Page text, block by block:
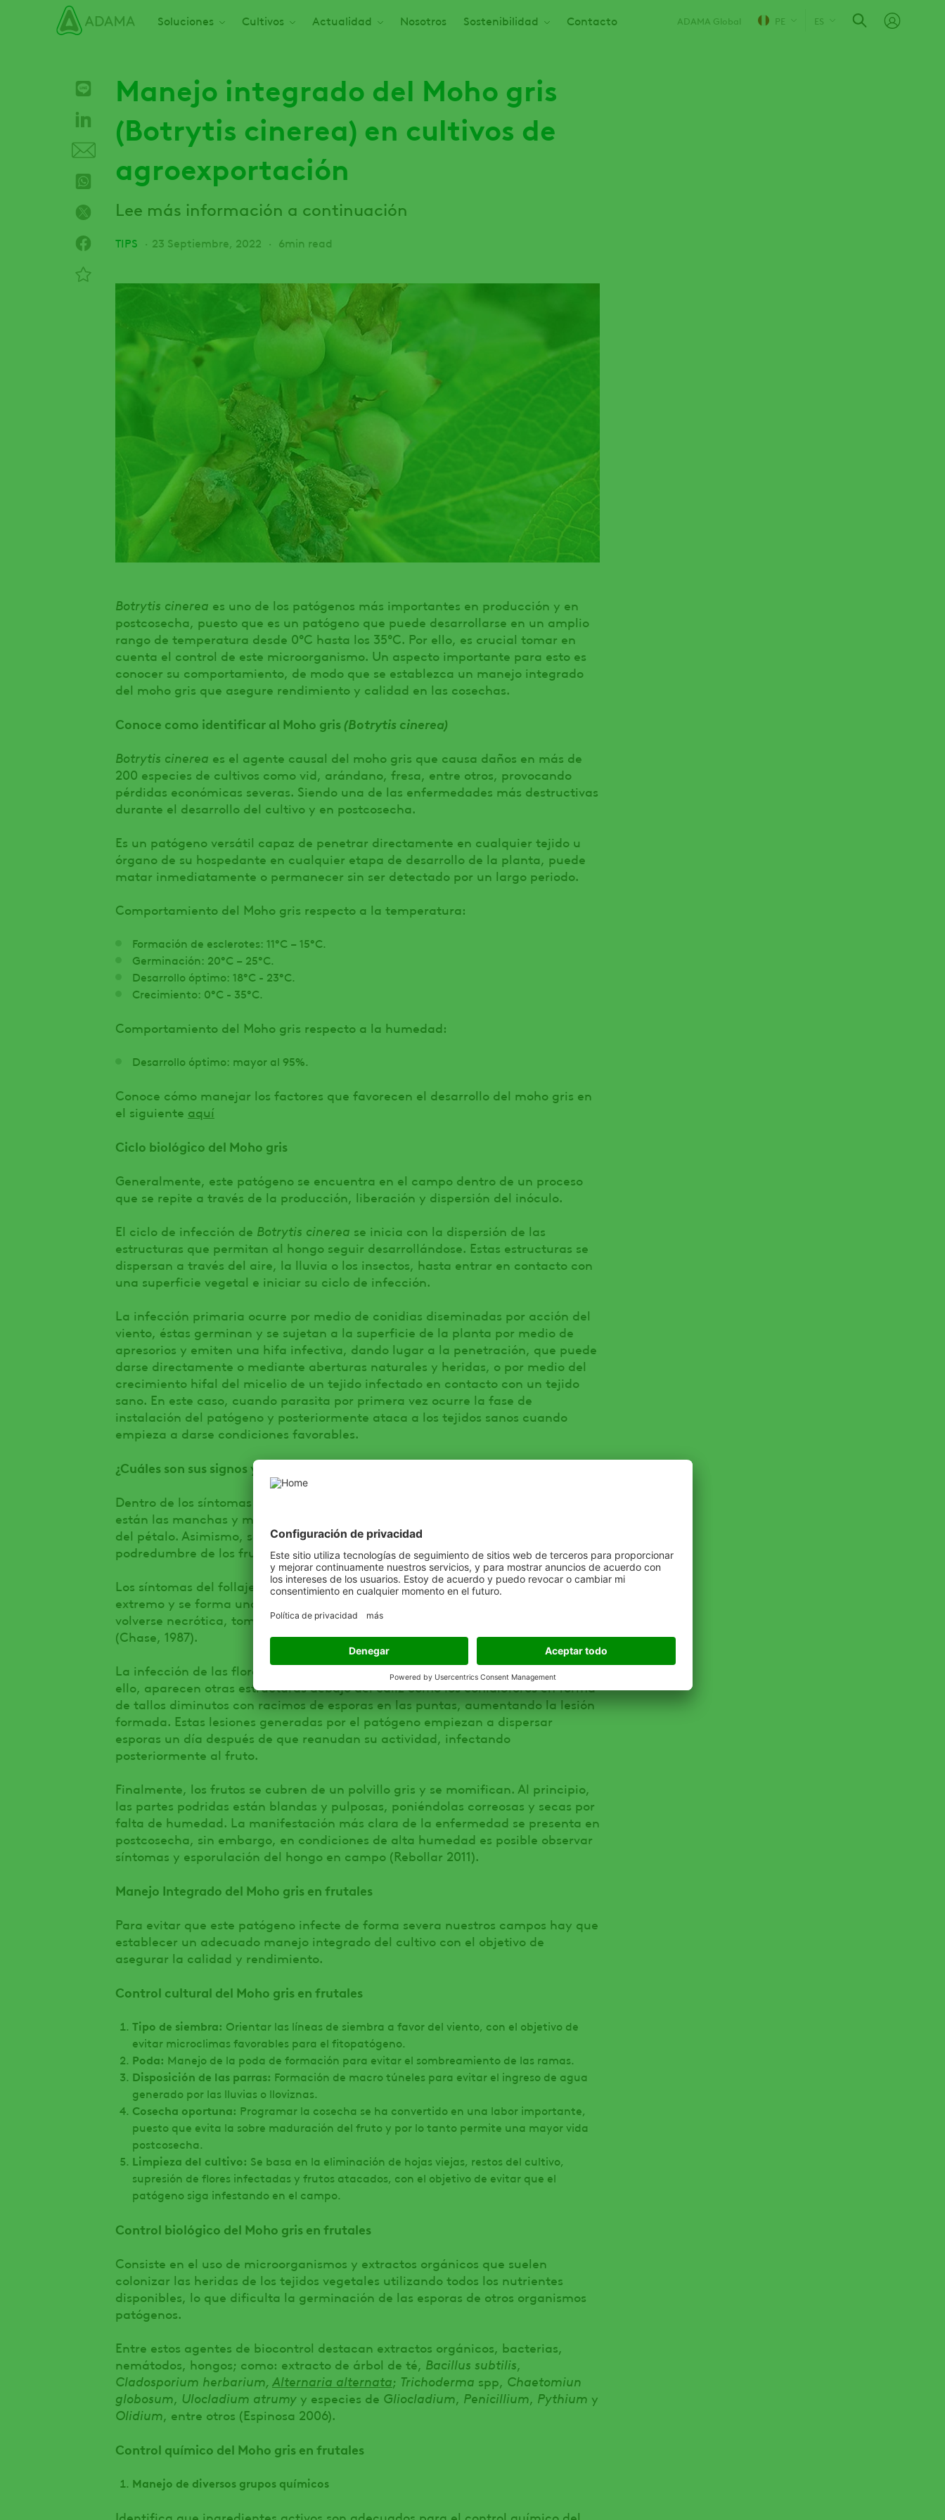
Main navigation
Soluciones Cultivos Actualidad Nosotros Sostenibilidad Contacto ADAMA Global PE ES
Manejo integrado del Moho gris
(Botrytis cinerea) en cultivos de
agroexportación
Lee más información a continuación
TIPS 23 Septiembre, 2022 6min read
Botrytis cinerea es uno de los patógenos más importantes en producción y en
postcosecha, puesto que es un patógeno que puede desarrollarse en un amplio
rango de temperatura desde 0°C hasta los 35°C. Por ello, es crucial tomar en
cuenta el control de este microorganismo. Un aspecto importante para esto es
conocer su comportamiento, de modo que se establezca un manejo integrado
del moho gris que asegure rendimiento y calidad en las cosechas.
Conoce como identificar al Moho gris(Botrytis cinerea)
Botrytis cinerea es el agente causal del moho gris que causa daños en más de
200 especies de cultivos como vid, arándano, fresa, entre otros, provocando
pérdidas económicas severas. Siendo una de las enfermedades más destructivas
durante el desarrollo del cultivo y en postcosecha.
Es un patógeno versátil capaz de penetrar directamente en cualquier tejido u
órgano de su hospedante en cualquier etapa de desarrollo de la planta, puede
matar inmediatamente o permanecer sin ser detectado por un largo periodo.
Comportamiento del Moho gris respecto a la temperatura:
Formación de esclerotes: 11°C – 15°C.
Germinación: 20°C – 25°C.
Desarrollo óptimo: 18°C - 23°C.
Crecimiento: 0°C - 35°C.
Comportamiento del Moho gris respecto a la humedad:
Desarrollo óptimo: mayor al 95%.
Conoce cómo manejar los factores que favorecen el desarrollo del moho gris en
el siguiente aquí
Ciclo biológico del Moho gris
Generalmente, este patógeno se encuentra en el campo dentro de un proceso
que se repite a través de la producción, liberación y dispersión del inóculo.
El ciclo de infección de Botrytis cinerea se inicia con la dispersión de las
estructuras que permitan al hongo seguir desarrollándose. Estas estructuras se
dispersan a través del aire, la lluvia o los insectos, hasta entrar en contacto con
una superficie vegetal e iniciar su ciclo de infección.
La infección primaria ocurre por medio de conidias diseminadas por acción del
viento, éstas germinan y se sujetan a la superficie de la planta por medio de
apresorios y emiten una hifa infectiva, dando lugar a la penetración, que puede
darse directamente o mediante aberturas naturales y heridas, o por medio del
crecimiento hifal del micelio de un tejido infectado en contacto con un tejido
sano. En este caso, cuando parasita por primera vez ocurre la fase de
instalación del patógeno y posteriormente ataca a los tejidos sanos cuando
empieza a darse condiciones favorables.
¿Cuáles son sus signos y síntomas del Moho gris para identificarlos en campo?
Dentro de los síntomas que presentan los cultivos infectados con
están las manchas y marchitamientos en los tejidos tanto de la hoja, así como
del pétalo. Asimismo, se presenta podredumbre de la corona cancros del tallo y
podredumbre de los frutos.
Los síntomas del follaje aparecen primero debajo de las hojas, cerca del
extremo y se forma una lesión húmeda que se va alargando rápidamente hasta
volverse necrótica, tomando con el tiempo un color marrón oscuro a negro
(Chase, 1987).
La infección de las flores avanza rápidamente hacia los pedicelos. Posterior a
ello, aparecen otras estructuras debajo del cáliz como los conidióforos en forma
de tallos diminutos con racimos de esporas en las puntas, aumentando la lesión
formada. Estas lesiones generadas por el patógeno empiezan a dispersar
esporas un día después de que reanudan su actividad, infectando
posteriormente al fruto.
Finalmente, los frutos se cubren de un polvillo gris y se momifican. Al principio,
las partes podridas están blandas y pulposas, poniéndolas correosas y secas por
falta de humedad. La manifestación más clara de la enfermedad se presenta en
postcosecha, sin embargo, en condiciones de alta humedad es posible observar
síntomas y esporulación del hongo en campo (Rebollar 2011).
Manejo Integrado del Moho gris en frutales
Para evitar que este patógeno infecte de forma severa nuestros campos hay que
establecer un adecuado manejo integrado del cultivo con el objetivo de
asegurar la calidad y rendimiento.
Control cultural del Moho gris en frutales
Tipo de siembra: Orientar las líneas de siembra a favor del viento, con el objetivo de
evitar microclimas favorables para el fitopatógeno.
Poda: Manejo de la poda de formación para evitar el sombreamiento de las ramas.
Disposición de las parras: Formación de macro túneles para evitar el ingreso de agua
generado por las lluvias o lloviznas.
Cosecha oportuna: Programar la cosecha se ha convertido en una labor importante,
puesto que evita la sobre maduración del fruto y por lo tanto permite una mayor vida
postcosecha.
Limpieza del cultivo: Se basa en la eliminación de hojas viejas, restos del cultivo,
supresión de flores infectadas y frutos atacados, con el objetivo de evitar que el
patógeno siga infestando en el campo.
Control biológico del Moho gris en frutales
Consiste en el uso de microorganismos y extractos orgánicos que suelen
colonizar las heridas de los tejidos vegetales utilizando todos los nutrientes
disponibles, lo que dificulta la germinación de las esporas de otros organismos
patógenos.
Entre estos agentes de biocontrol destacan extractos orgánicos, bacterias,
nemátodos, hongos; como: extracto de árbol de té, Bacillus subtilis
Cladosporium herbarium, Alternaria alternata; Trichoderma spp, Chaetomiun
globosum Ulocladium atrumy y especies de Gliocladium Penicillium Pythium y
Olidium , entre otros (Espinosa 2006).
Control químico del Moho gris en frutales
Manejo de diversos grupos químicos
Identifica que ingredientes activos son adecuados para el control químico del